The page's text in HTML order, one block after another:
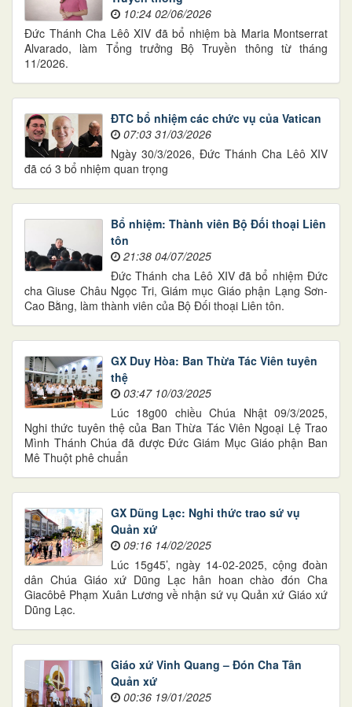
10:24 02/06/2026
Đức Thánh Cha Lêô XIV đã bổ nhiệm bà Maria Montserrat
Alvarado, làm Tổng trưởng Bộ Truyền thông từ tháng
11/2026.
ĐTC bổ nhiệm các chức vụ của Vatican
07:03 31/03/2026
Ngày 30/3/2026, Đức Thánh Cha Lêô XIV
đã có 3 bổ nhiệm quan trọng
Bổ nhiệm: Thành viên Bộ Đối thoại Liên
tôn
21:38 04/07/2025
Đức Thánh cha Lêô XIV đã bổ nhiệm Đức
cha Giuse Châu Ngọc Tri, Giám mục Giáo phận Lạng Sơn-
Cao Bằng, làm thành viên của Bộ Đối thoại Liên tôn.
GX Duy Hòa: Ban Thừa Tác Viên tuyên
thệ
03:47 10/03/2025
Lúc 18g00 chiều Chúa Nhật 09/3/2025,
Nghi thức tuyên thệ của Ban Thừa Tác Viên Ngoại Lệ Trao
Mình Thánh Chúa đã được Đức Giám Mục Giáo phận Ban
Mê Thuột phê chuẩn
GX Dũng Lạc: Nghi thức trao sứ vụ
Quản xứ
09:16 14/02/2025
Lúc 15g45’, ngày 14-02-2025, cộng đoàn
dân Chúa Giáo xứ Dũng Lạc hân hoan chào đón Cha
Giacôbê Phạm Xuân Lương về nhận sứ vụ Quản xứ Giáo xứ
Dũng Lạc.
Giáo xứ Vinh Quang – Đón Cha Tân
Quản xứ
00:36 19/01/2025